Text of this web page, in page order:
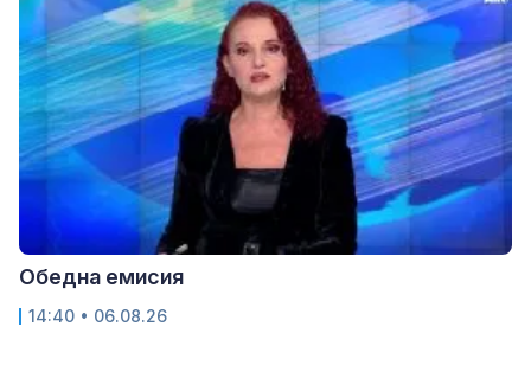
Обедна емисия
14:40 • 06.08.26